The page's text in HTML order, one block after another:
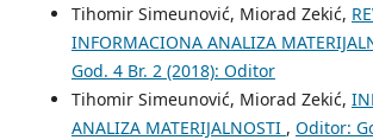
Tihomir Simeunović, Miorad Zekić,
INFORMACIONA ANALIZA
God. 4 Br. 2 (2018): Oditor
Tihomir Simeunović, Miorad Zekić,
ANALIZA MATERIJALNOSTI , Oditor: